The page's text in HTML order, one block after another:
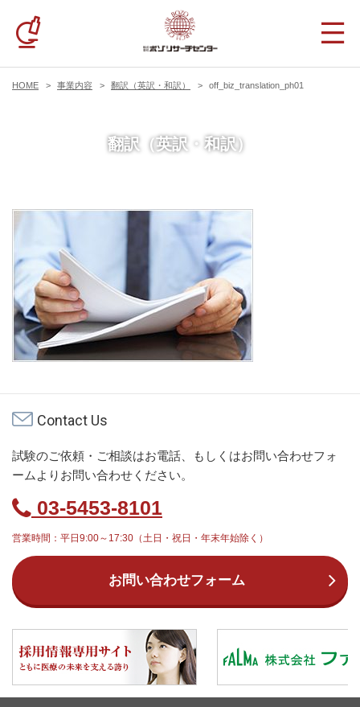
HOME 事業内容 翻訳（英訳・和訳） off_biz_translation_ph01
翻訳（英訳・和訳）
Contact Us
試験のご依頼・ご相談はお電話、もしくはお問い合わせフォ
ームよりお問い合わせください。
03-5453-8101
営業時間：平日9:00～17:30（土日・祝日・年末年始除く）
お問い合わせフォーム